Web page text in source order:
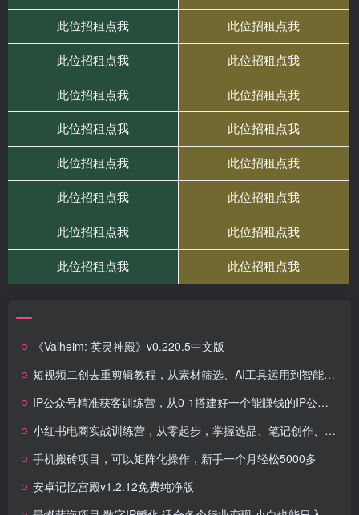
《Valheim: 英灵神殿》v0.220.5中文版
短视频二创去重剪辑教程，从素材筛选、AI工具运用到智能去重技巧，打造独一无二的内容
IP公众号精准获客训练营，从0-1搭建好一个能賺钱的IP公众号（更新中）
小红书电商实战训练营，从零起步，掌握选品、笔记创作、店铺运营全攻略…
手机搬砖项目，可以矩阵化操作，新手一个月轻松5000多
安卓记忆宫殿v1.2.12免费纯净版